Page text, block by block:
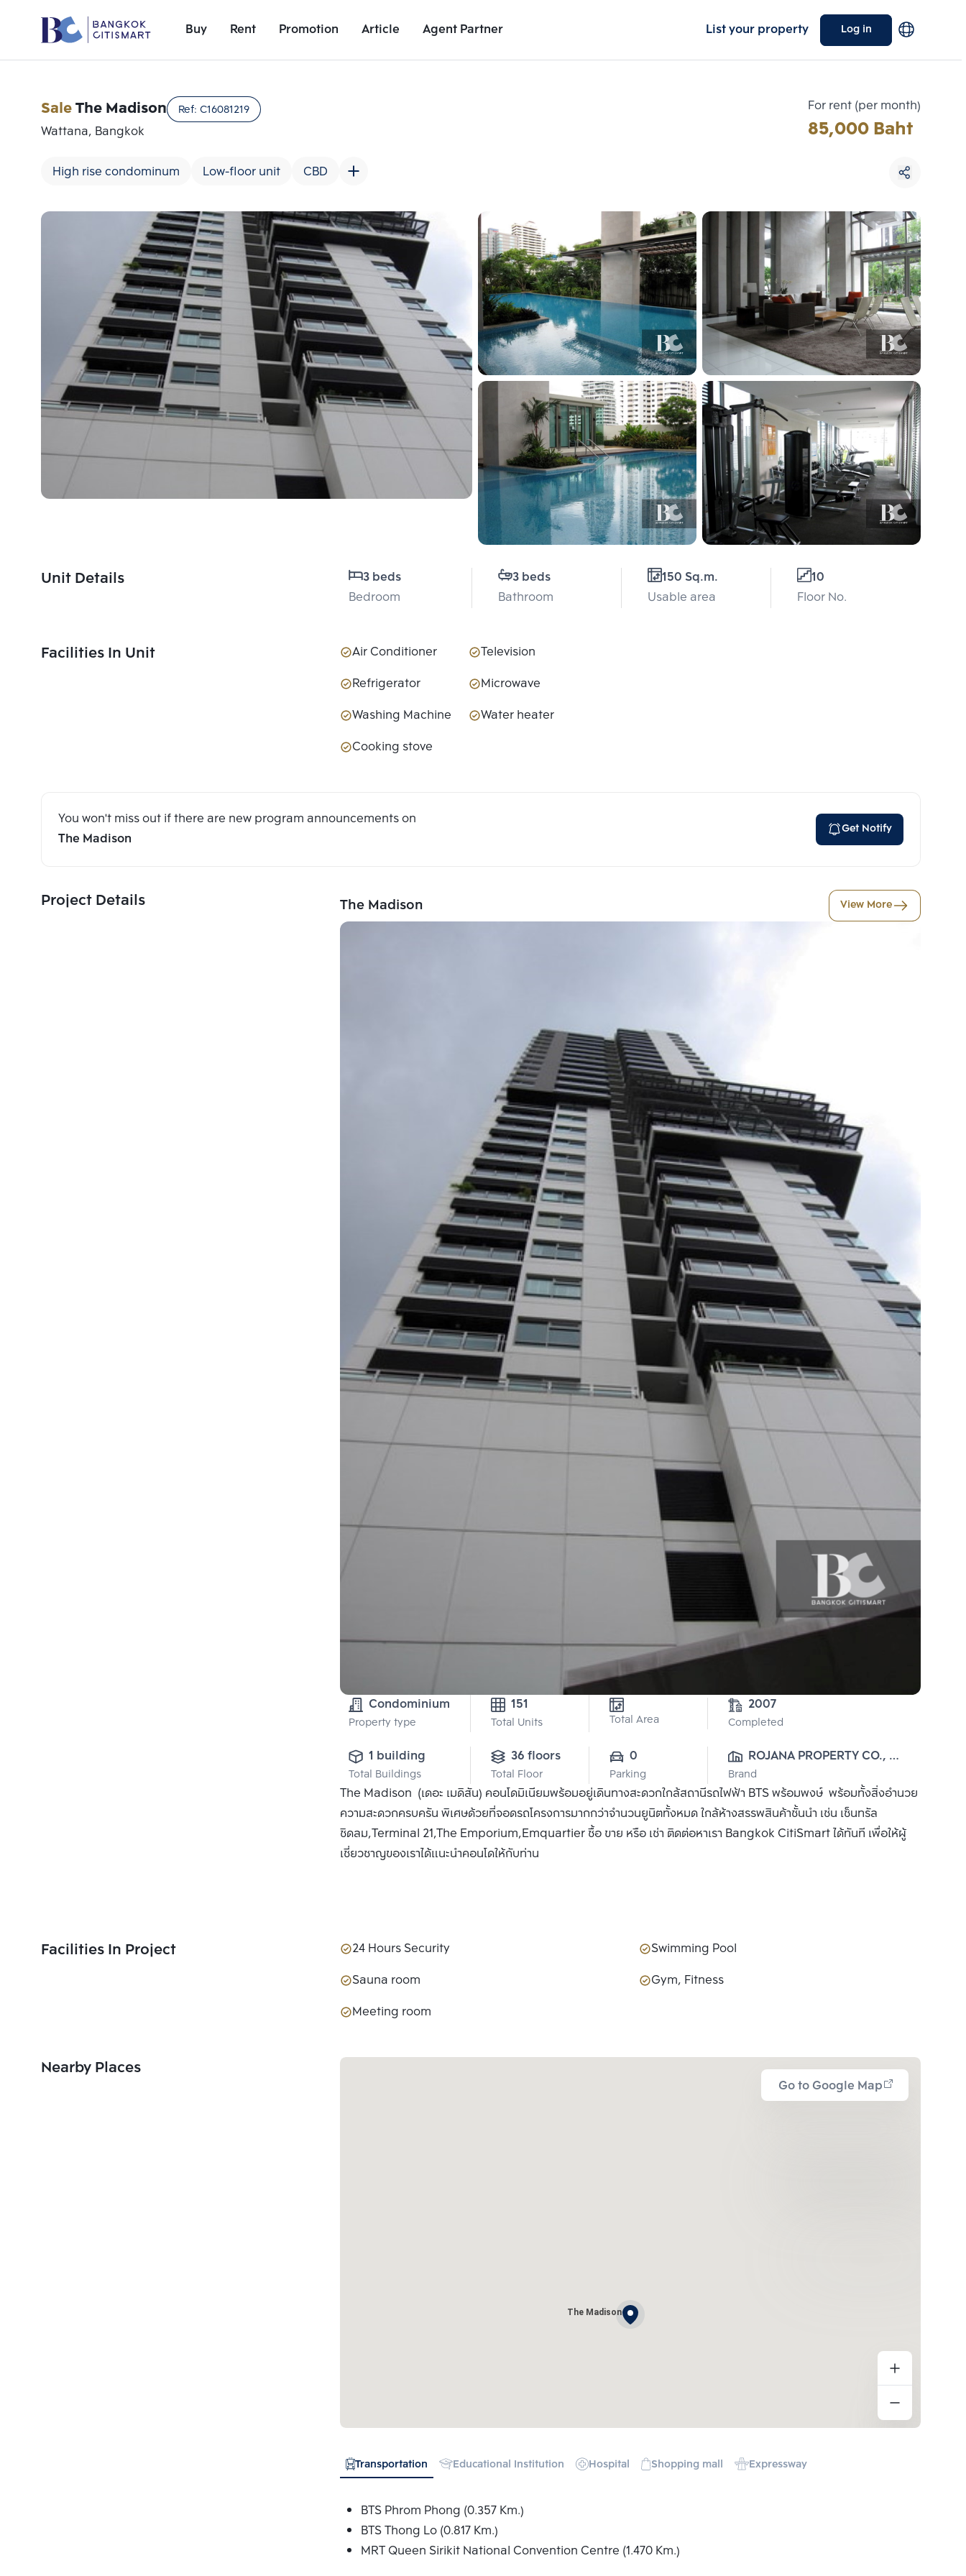
Buy Rent Promotion Article Agent Partner List your property Log in
Unit Details
SaleThe Madison Ref: C16081219
Wattana, Bangkok
High rise condominum Low-floor unit CBD
For rent (per month)
85,000 Baht
Unit Details
3 beds
Bedroom
3 beds
Bathroom
150 Sq.m.
Usable area
10
Floor No.
Facilities In Unit Air Conditioner
Television
Refrigerator
Microwave
Washing Machine
Water heater
Cooking stove
You won't miss out if there are new program announcements on
The Madison
Get Notify
Project Details The Madison View More
Condominium
Property type
151
Total Units Total Area
2007
Completed
1 building
Total Buildings
36 floors
Total Floor
0
Parking
ROJANA PROPERTY CO.,
LTD.
Brand
The Madison (เดอะ เมดิสัน) คอนโดมิเนียมพร้อมอยู่เดินทางสะดวกใกล้สถานีรถไฟฟ้า BTS พร้อมพงษ์ พร้อมทั้งสิ่งอำนวย
ความสะดวกครบครัน พิเศษด้วยที่จอดรถโครงการมากกว่าจำนวนยูนิตทั้งหมด ใกล้ห้างสรรพสินค้าชั้นนำ เช่น เซ็นทรัล
ชิดลม,Terminal 21,The Emporium,Emquartier ซื้อ ขาย หรือ เช่า ติดต่อหาเรา Bangkok CitiSmart ได้ทันที เพื่อให้ผู้
เชี่ยวชาญของเราได้แนะนำคอนโดให้กับท่าน
Facilities In Project 24 Hours Security
Swimming Pool
Sauna room
Gym, Fitness
Meeting room
Nearby Places
Go to Google Map
The Madison
Transportation Educational Institution Hospital Shopping mall Expressway
BTS Phrom Phong (0.357 Km.)
BTS Thong Lo (0.817 Km.)
MRT Queen Sirikit National Convention Centre (1.470 Km.)
Add comparative units
Number 1
Add comparative units
Number 2
Add comparative units
Number 3
Choose comparative unit
Maximum 3 units
Compare
Clear all